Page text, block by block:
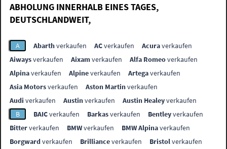
ABHOLUNG INNERHALB EINES TAGES,
DEUTSCHLANDWEIT,
A Abarthverkaufen ACverkaufen Acuraverkaufen
Aiwaysverkaufen Aixamverkaufen Alfa Romeoverkaufen
Alpinaverkaufen Alpineverkaufen Artegaverkaufen
Asia Motorsverkaufen Aston Martinverkaufen
Audi verkaufen Austinverkaufen Austin Healeyverkaufen
B
BAICverkaufen Barkasverkaufen Bentleyverkaufen
Bitterverkaufen BMWverkaufen BMW Alpinaverkaufen
Borgwardverkaufen Brillianceverkaufen Bristolverkaufen